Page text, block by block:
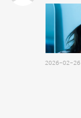
2026-02-26